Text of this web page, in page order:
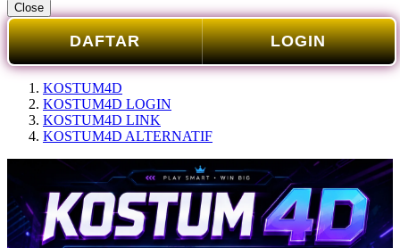
Close
DAFTAR LOGIN
KOSTUM4D
KOSTUM4D LOGIN
KOSTUM4D LINK
KOSTUM4D ALTERNATIF